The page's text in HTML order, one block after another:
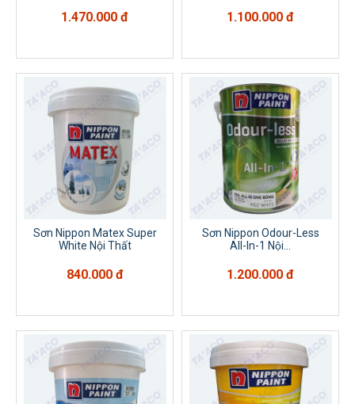
1.470.000 đ 1.100.000 đ
Sơn Nippon Matex Super
White Nội Thất
840.000 đ
Sơn Nippon Odour-Less
All-In-1 Nội...
1.200.000 đ